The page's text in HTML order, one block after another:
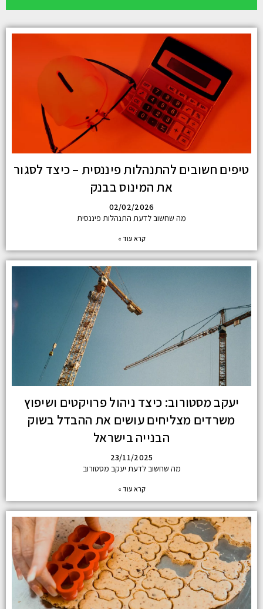
טיפים חשובים להתנהלות פיננסית – כיצד לסגור
את המינוס בבנק
02/02/2026
מה שחשוב לדעת התנהלות פיננסית
קרא עוד »
יעקב מסטורוב: כיצד ניהול פרויקטים ושיפוץ
משרדים מצליחים עושים את ההבדל בשוק
הבנייה בישראל
23/11/2025
מה שחשוב לדעת יעקב מסטורוב
קרא עוד »